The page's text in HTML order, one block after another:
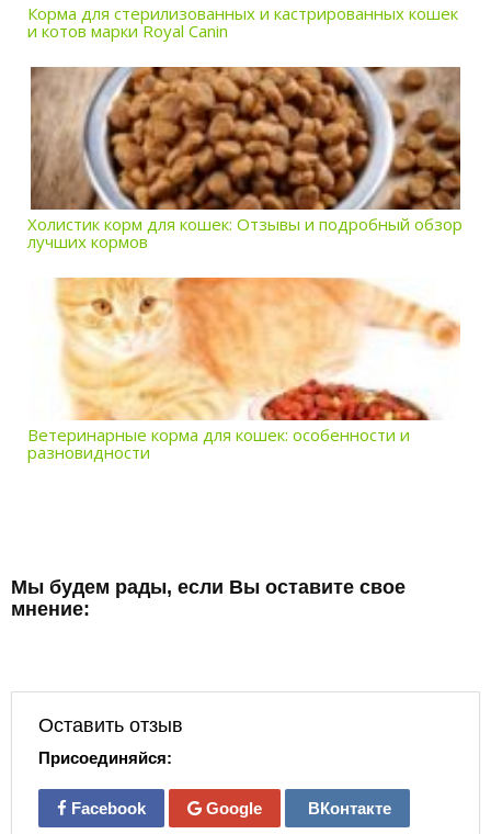
Корма для стерилизованных и кастрированных кошек
и котов марки Royal Canin
Холистик корм для кошек: Отзывы и подробный обзор
лучших кормов
Ветеринарные корма для кошек: особенности и
разновидности
Мы будем рады, если Вы оставите свое
мнение:
Оставить отзыв
Присоединяйся:
Facebook Google ВКонтакте